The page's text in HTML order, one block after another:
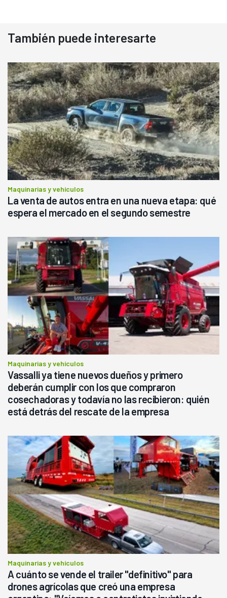
También puede interesarte
Maquinarias y vehículos
La venta de autos entra en una nueva etapa: qué
espera el mercado en el segundo semestre
Maquinarias y vehículos
Vassalli ya tiene nuevos dueños y primero
deberán cumplir con los que compraron
cosechadoras y todavía no las recibieron: quién
está detrás del rescate de la empresa
Maquinarias y vehículos
A cuánto se vende el trailer "definitivo" para
drones agrícolas que creó una empresa